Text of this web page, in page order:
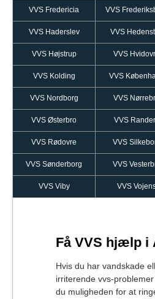
VVS Fredericia VVS
VVS Haderslev VVS
VVS Højstrup VVS
VVS Kolding VVS
VVS Nordborg VVS
VVS Østerbro VVS
VVS Rødovre VVS
VVS Sønderborg VVS
VVS Viby VVS
Få VVS hjælp i
Hvis du har vandskade
irriterende vvs-
du muligheden for at